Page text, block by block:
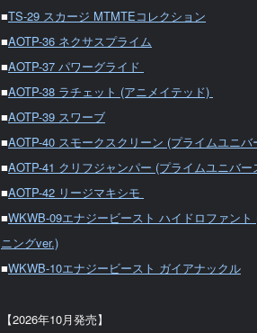
■TS-29 スカージ MTMTEコレクション
■AOTP-36 ネクサスプライム
■AOTP-37 パワーグライド
■AOTP-38 ラチェット (アニメイテッド)
■AOTP-39 スワーブ
■AOTP-40 スモークスクリーン (プライムユニバ
■AOTP-41 クリフジャンパー (プライムユニバー
■AOTP-42 リージマキシモ
■WKWB-09エナジービースト ハイドロファント
ニングver.)
■WKWB-10エナジービースト ガイアナックル
【2026年10月発売】